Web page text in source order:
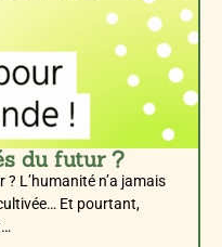
du futur ?
L’humanité n’a jamais
Et pourtant,